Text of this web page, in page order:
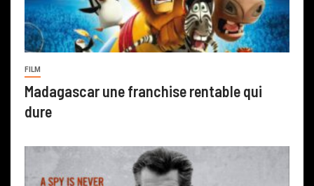
FILM
Madagascar une franchise rentable qui
dure